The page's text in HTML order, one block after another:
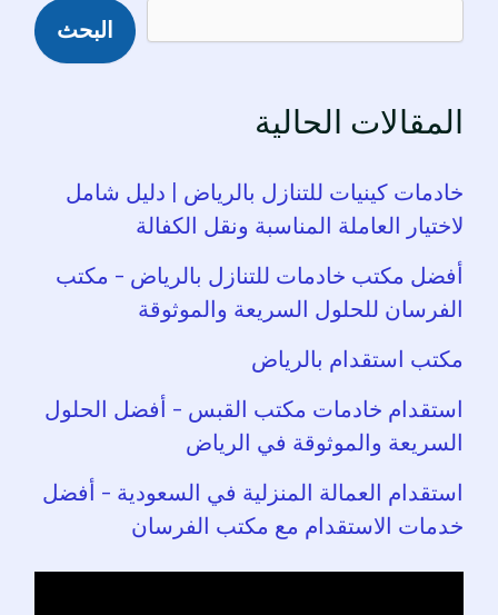
البحث
المقالات الحالية
خادمات كينيات للتنازل بالرياض | دليل شامل
لاختيار العاملة المناسبة ونقل الكفالة
أفضل مكتب خادمات للتنازل بالرياض – مكتب
الفرسان للحلول السريعة والموثوقة
مكتب استقدام بالرياض
استقدام خادمات مكتب القبس – أفضل الحلول
السريعة والموثوقة في الرياض
استقدام العمالة المنزلية في السعودية – أفضل
خدمات الاستقدام مع مكتب الفرسان